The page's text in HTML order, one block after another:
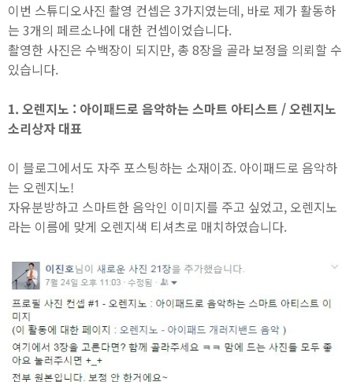
이번 스튜디오사진 촬영 컨셉은 3가지였는데, 바로 제가 활동하
는 3개의 페르소나에 대한 컨셉이었습니다.
촬영한 사진은 수백장이 되지만, 총 8장을 골라 보정을 의뢰할 수
있습니다.
1. 오렌지노 : 아이패드로 음악하는 스마트 아티스트 / 오렌지노
소리상자 대표
이 블로그에서도 자주 포스팅하는 소재이죠. 아이패드로 음악하
는 오렌지노!
자유분방하고 스마트한 음악인 이미지를 주고 싶었고, 오렌지노
라는 이름에 맞게 오렌지색 티셔츠로 매치하였습니다.